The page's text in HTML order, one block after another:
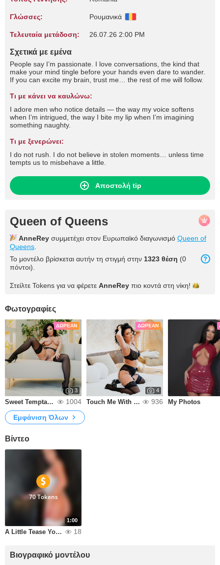
Γλώσσες: Ρουμανικά
Τελευταία μετάδοση: 26.07.26 2:00 PM
Σχετικά με εμένα
People say I’m passionate. I love conversations, the kind that
make your mind tingle before your hands even dare to wander.
If you can excite my brain, trust me… the rest of me will follow.
Τι με κάνει να καυλώνω:
I adore men who notice details — the way my voice softens
when I’m intrigued, the way I bite my lip when I’m imagining
something naughty.
Τι με ξενερώνει:
I do not rush. I do not believe in stolen moments… unless time
tempts us to misbehave a little.
Αποστολή tip
Queen of Queens
AnneRey συμμετέχει στον Ευρωπαϊκό διαγωνισμό Queen of
Queens
Το μοντέλο βρίσκεται αυτήν τη στιγμή στην 1323 θέση (0
πόντοι).
Στείλτε Tokens για να φέρετε AnneRey πιο κοντά στη νίκη!
Φωτογραφίες
ΔΩΡΕΆΝ
3
Sweet Temptation 1004
ΔΩΡΕΆΝ
4
Touch Me With Your Eyes 936 My Photos
Εμφάνιση Όλων
Βίντεο
1:00
70 Tokens
A Little Tease You Wont Forget 18
Βιογραφικό μοντέλου